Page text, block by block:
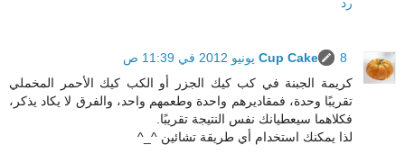
Cup Cake
8 يونيو 2012 في 11:39 ص
كريمة الجبنة في كب كيك الجزر أو الكب كيك الأحمر المخملي
تقريبًا وحدة، فمقاديرهم واحدة وطعمهم واحد، والفرق لا يكاد يذكر،
فكلاهما سيعطيانك نفس النتيجة تقريبًا.
لذا يمكنك استخدام أي طريقة تشائين ^_^